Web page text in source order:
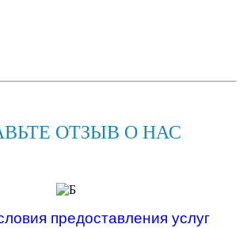
ОТЗЫВ О НАС
предоставления услуг